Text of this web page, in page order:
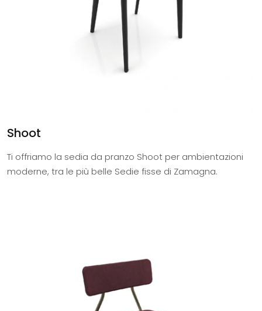
Shoot
Ti offriamo la sedia da pranzo Shoot per ambientazioni
moderne, tra le più belle Sedie fisse di Zamagna.